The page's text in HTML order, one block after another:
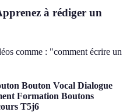
à rédiger un
comme : "comment écrire un
Bouton Vocal Dialogue
Formation Boutons
T5j6